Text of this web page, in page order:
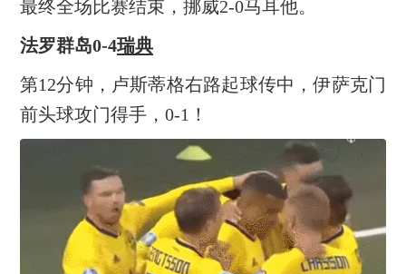
最终全场比赛结束，挪威2-0马耳他。
法罗群岛0-4瑞典
第12分钟，卢斯蒂格右路起球传中，伊萨克门
前头球攻门得手，0-1！